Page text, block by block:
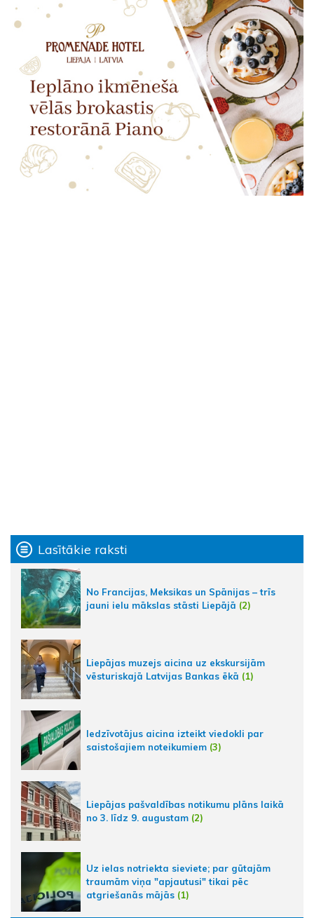
Lasītākie raksti
No Francijas, Meksikas un Spānijas – trīs
jauni ielu mākslas stāsti Liepājā (2)
Liepājas muzejs aicina uz ekskursijām
vēsturiskajā Latvijas Bankas ēkā (1)
Iedzīvotājus aicina izteikt viedokli par
saistošajiem noteikumiem (3)
Liepājas pašvaldības notikumu plāns laikā
no 3. līdz 9. augustam (2)
Uz ielas notriekta sieviete; par gūtajām
traumām viņa "apjautusi" tikai pēc
atgriešanās mājās (1)